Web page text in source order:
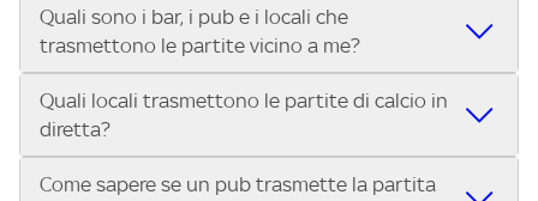
Quali sono i bar, i pub e i locali che
trasmettono le partite vicino a me?
Se cerchi un bar, pub, ristorante o locale vicino a te per
vedere le partite di Serie A ENILIVE, la Serie C Sky Wifi, la
UEFA Champions League, la UEFA Europa League, la UEFA
Conference League, il Tennis, la Formula 1®, la MotoGP™ e
Quali locali trasmettono le partite di calcio in
diretta?
Vuoi sapere quali bar, pub o ristoranti mostrano le partite
Come sapere se un pub trasmette la partita